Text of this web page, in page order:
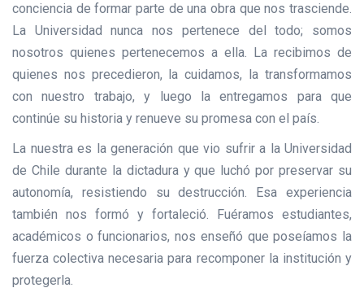
conciencia de formar parte de una obra que nos trasciende.
La Universidad nunca nos pertenece del todo; somos
nosotros quienes pertenecemos a ella. La recibimos de
quienes nos precedieron, la cuidamos, la transformamos
con nuestro trabajo, y luego la entregamos para que
continúe su historia y renueve su promesa con el país.
La nuestra es la generación que vio sufrir a la Universidad
de Chile durante la dictadura y que luchó por preservar su
autonomía, resistiendo su destrucción. Esa experiencia
también nos formó y fortaleció. Fuéramos estudiantes,
académicos o funcionarios, nos enseñó que poseíamos la
fuerza colectiva necesaria para recomponer la institución y
protegerla.